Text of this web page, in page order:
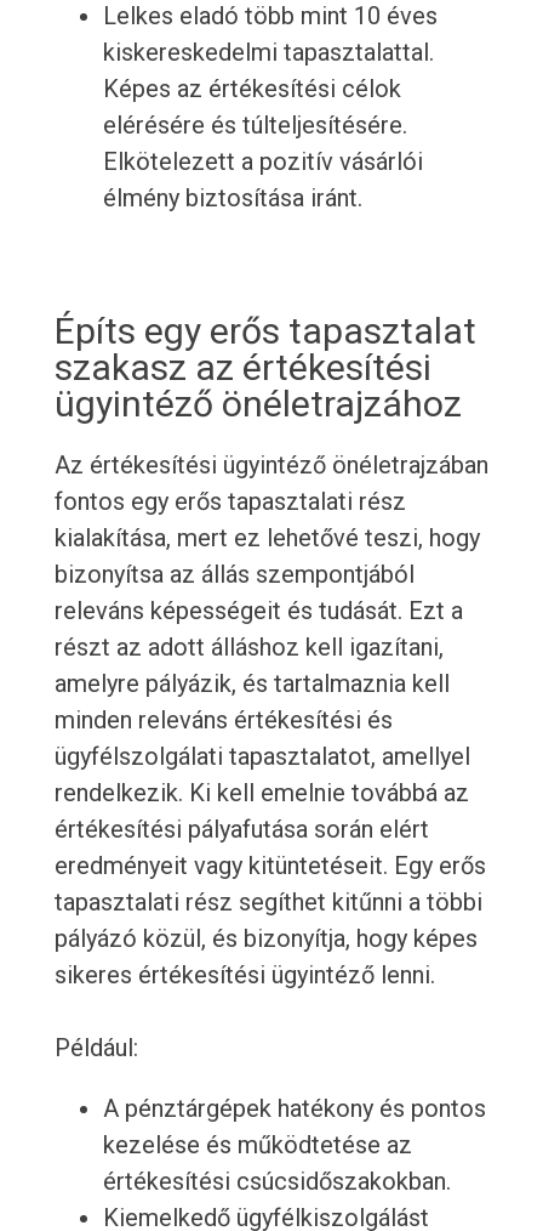
Lelkes eladó több mint 10 éves
kiskereskedelmi tapasztalattal.
Képes az értékesítési célok
elérésére és túlteljesítésére.
Elkötelezett a pozitív vásárlói
élmény biztosítása iránt.
Építs egy erős tapasztalat
szakasz az értékesítési
ügyintéző önéletrajzához
Az értékesítési ügyintéző önéletrajzában
fontos egy erős tapasztalati rész
kialakítása, mert ez lehetővé teszi, hogy
bizonyítsa az állás szempontjából
releváns képességeit és tudását. Ezt a
részt az adott álláshoz kell igazítani,
amelyre pályázik, és tartalmaznia kell
minden releváns értékesítési és
ügyfélszolgálati tapasztalatot, amellyel
rendelkezik. Ki kell emelnie továbbá az
értékesítési pályafutása során elért
eredményeit vagy kitüntetéseit. Egy erős
tapasztalati rész segíthet kitűnni a többi
pályázó közül, és bizonyítja, hogy képes
sikeres értékesítési ügyintéző lenni.
Például:
A pénztárgépek hatékony és pontos
kezelése és működtetése az
értékesítési csúcsidőszakokban.
Kiemelkedő ügyfélkiszolgálást